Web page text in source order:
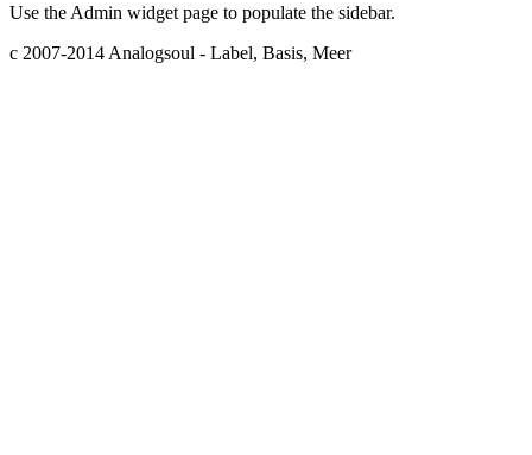
Use the Admin widget page to populate the sidebar.
c 2007-2014 Analogsoul - Label, Basis, Meer